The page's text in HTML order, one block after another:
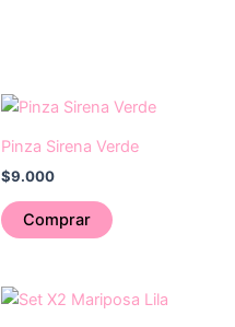
Pinza Sirena Verde
$9.000
Comprar